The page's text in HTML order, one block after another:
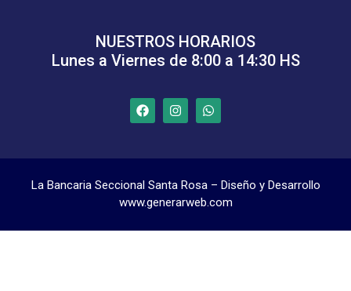
NUESTROS HORARIOS
Lunes a Viernes de 8:00 a 14:30 HS
La Bancaria Seccional Santa Rosa – Diseño y Desarrollo
www.generarweb.com